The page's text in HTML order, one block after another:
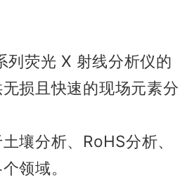
列荧光 X 射线分析仪的
损且快速的现场元素分
壤分析、RoHS分析、
领域。